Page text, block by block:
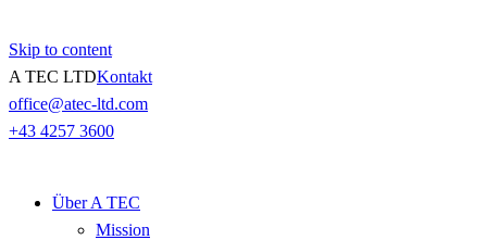
Skip to content
A TEC LTDKontakt
office@atec-ltd.com
+43 4257 3600
Über A TEC
Mission